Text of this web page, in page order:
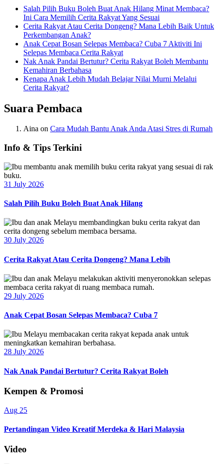
Salah Pilih Buku Boleh Buat Anak Hilang Minat Membaca?
Ini Cara Memilih Cerita Rakyat Yang Sesuai
Cerita Rakyat Atau Cerita Dongeng? Mana Lebih Baik Untuk
Perkembangan Anak?
Anak Cepat Bosan Selepas Membaca? Cuba 7 Aktiviti Ini
Selepas Membaca Cerita Rakyat
Nak Anak Pandai Bertutur? Cerita Rakyat Boleh Membantu
Kemahiran Berbahasa
Kenapa Anak Lebih Mudah Belajar Nilai Murni Melalui
Cerita Rakyat?
Suara Pembaca
Aina on Cara Mudah Bantu Anak Anda Atasi Stres di Rumah
Info & Tips Terkini
31 July 2026
Salah Pilih Buku Boleh Buat Anak Hilang
30 July 2026
Cerita Rakyat Atau Cerita Dongeng? Mana Lebih
29 July 2026
Anak Cepat Bosan Selepas Membaca? Cuba 7
28 July 2026
Nak Anak Pandai Bertutur? Cerita Rakyat Boleh
Kempen & Promosi
Aug 25
Pertandingan Video Kreatif Merdeka & Hari Malaysia
Video